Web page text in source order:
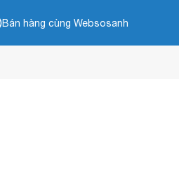
Bán hàng cùng Websosanh